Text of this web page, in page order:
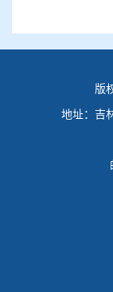
版
地址： 吉